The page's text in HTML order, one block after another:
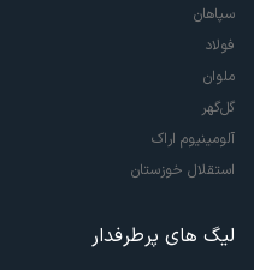
سپاهان
فولاد
ملوان
گل‌گهر
آلومینیوم اراک
استقلال خوزستان
لیگ های پرطرفدار